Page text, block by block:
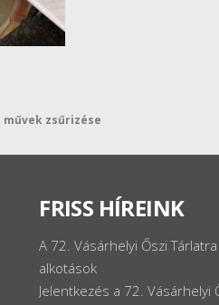
zsűrizése
FRISS HÍREINK
A 72. Vásárhelyi Őszi
alkotások
Jelentkezés a 72. Vásárhelyi